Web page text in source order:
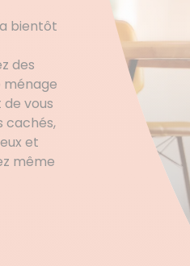
bientôt
des
ménage
vous
cachés,
et
même